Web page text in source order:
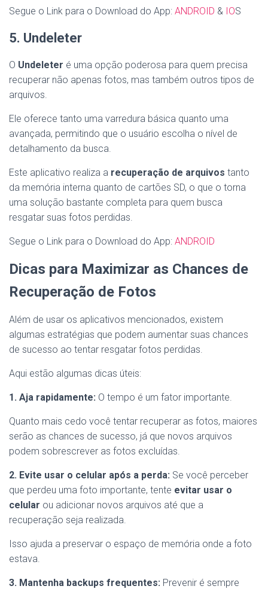
Segue o Link para o Download do App: ANDROID & IOS
5. Undeleter
O Undeleter é uma opção poderosa para quem precisa
recuperar não apenas fotos, mas também outros tipos de
arquivos.
Ele oferece tanto uma varredura básica quanto uma
avançada, permitindo que o usuário escolha o nível de
detalhamento da busca.
Este aplicativo realiza a recuperação de arquivos tanto
da memória interna quanto de cartões SD, o que o torna
uma solução bastante completa para quem busca
resgatar suas fotos perdidas.
Segue o Link para o Download do App: ANDROID
Dicas para Maximizar as Chances de
Recuperação de Fotos
Além de usar os aplicativos mencionados, existem
algumas estratégias que podem aumentar suas chances
de sucesso ao tentar resgatar fotos perdidas.
Aqui estão algumas dicas úteis:
1. Aja rapidamente: O tempo é um fator importante.
Quanto mais cedo você tentar recuperar as fotos, maiores
serão as chances de sucesso, já que novos arquivos
podem sobrescrever as fotos excluídas.
2. Evite usar o celular após a perda: Se você perceber
que perdeu uma foto importante, tente evitar usar o
celular ou adicionar novos arquivos até que a
recuperação seja realizada.
Isso ajuda a preservar o espaço de memória onde a foto
estava.
3. Mantenha backups frequentes: Prevenir é sempre